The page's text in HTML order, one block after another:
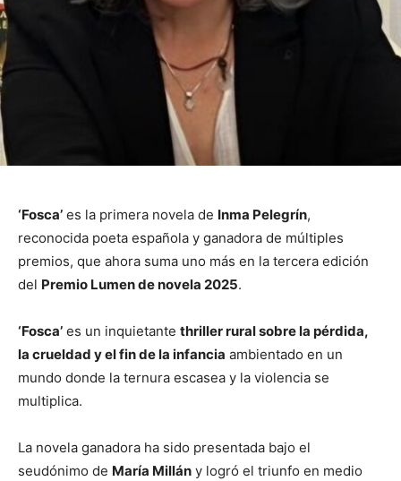
‘Fosca’ es la primera novela de Inma Pelegrín,
reconocida poeta española y ganadora de múltiples
premios, que ahora suma uno más en la tercera edición
del Premio Lumen de novela 2025.
‘Fosca’ es un inquietante thriller rural sobre la pérdida,
la crueldad y el fin de la infancia ambientado en un
mundo donde la ternura escasea y la violencia se
multiplica.
La novela ganadora ha sido presentada bajo el
seudónimo de María Millán y logró el triunfo en medio